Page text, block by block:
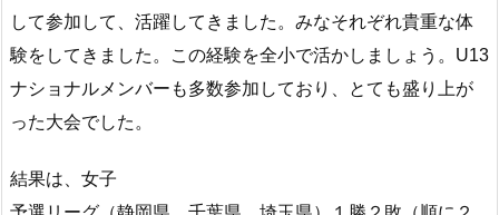
して参加して、活躍してきました。みなそれぞれ貴重な体
験をしてきました。この経験を全小で活かしましょう。U13
ナショナルメンバーも多数参加しており、とても盛り上が
った大会でした。
結果は、女子